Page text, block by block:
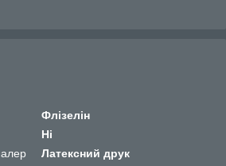
Флізелін
Ні
Латексний друк